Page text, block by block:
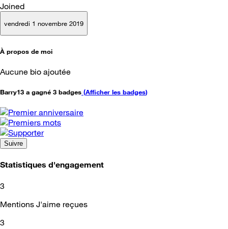
Joined
vendredi 1 novembre 2019
À propos de moi
Aucune bio ajoutée
Barry13 a gagné 3 badges (Afficher les badges)
Suivre
Statistiques d'engagement
3
Mentions J'aime reçues
3